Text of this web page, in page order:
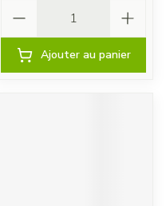
Ajouter au panier